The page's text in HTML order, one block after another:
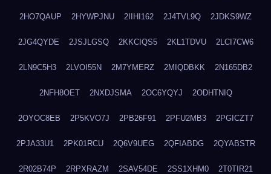
2HO7QAUP 2HYWPJNU 2IIHI162 2J4TVL9Q 2JDKS9WZ
2JG4QYDE 2JSJLGSQ 2KKCIQS5 2KL1TDVU 2LCI7CW6
2LN9C5H3 2LVOI55N 2M7YMERZ 2MIQDBKK 2N165DB2
2NFH8OET 2NXDJSMA 2OC6YQYJ 2ODHTNIQ
2OYOC8EB 2P5KVO7J 2PB26F91 2PFU2MB3 2PGICZT7
2PJA33U1 2PK01RCU 2Q6V9UEG 2QFIABDG 2QYABSTR
2R02B74P 2RPXRAZM 2SAV54DE 2SS1XHM0 2T0TIR21